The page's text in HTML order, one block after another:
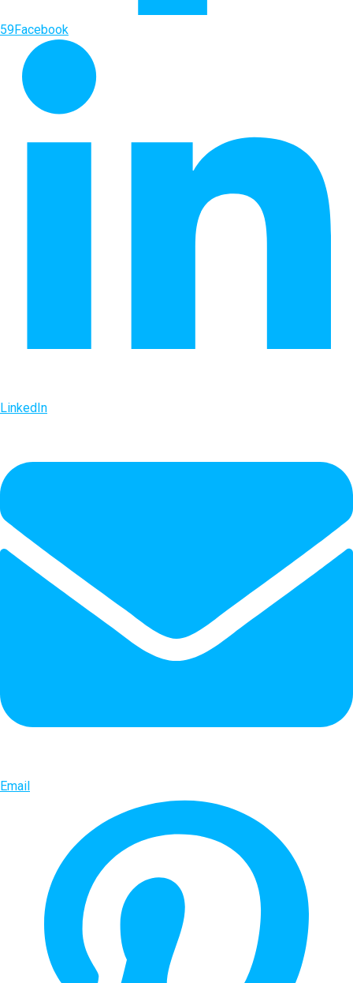
59Facebook
LinkedIn
Email